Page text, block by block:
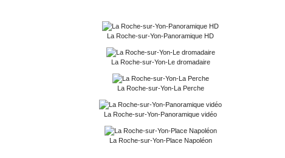
La Roche-sur-Yon-Panoramique HD
La Roche-sur-Yon-Le dromadaire
La Roche-sur-Yon-La Perche
La Roche-sur-Yon-Panoramique vidéo
La Roche-sur-Yon-Place Napoléon